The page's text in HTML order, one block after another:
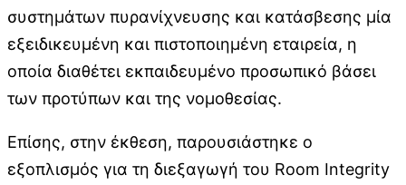
συστημάτων πυρανίχνευσης και κατάσβεσης μία
εξειδικευμένη και πιστοποιημένη εταιρεία, η
οποία διαθέτει εκπαιδευμένο προσωπικό βάσει
των προτύπων και της νομοθεσίας.
Επίσης, στην έκθεση, παρουσιάστηκε ο
εξοπλισμός για τη διεξαγωγή του Room Integrity